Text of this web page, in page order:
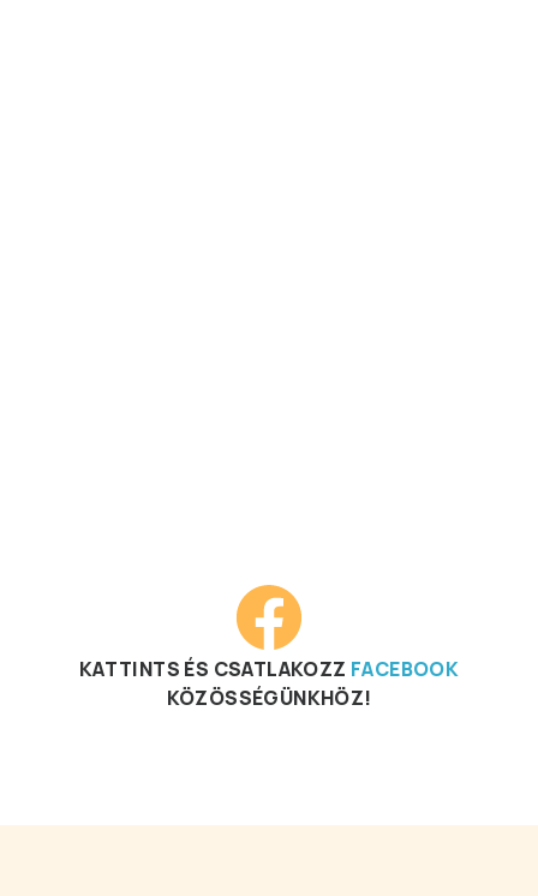
KATTINTS ÉS CSATLAKOZZ FACEBOOK
KÖZÖSSÉGÜNKHÖZ!